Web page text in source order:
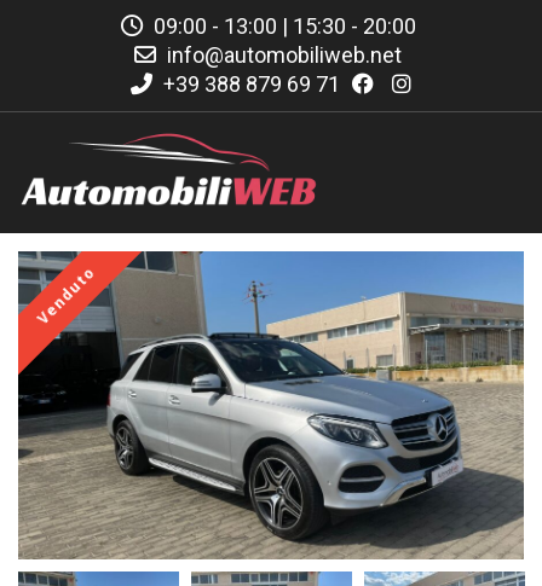
09:00 - 13:00 | 15:30 - 20:00
info@automobiliweb.net
+39 388 879 69 71
Venduto